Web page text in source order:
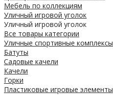
Мебель по коллекциям
Уличный игровой уголок
Уличный игровой уголок
Все товары категории
Уличные спортивные комплексы
Батуты
Садовые качели
Качели
Горки
Пластиковые игровые элементы